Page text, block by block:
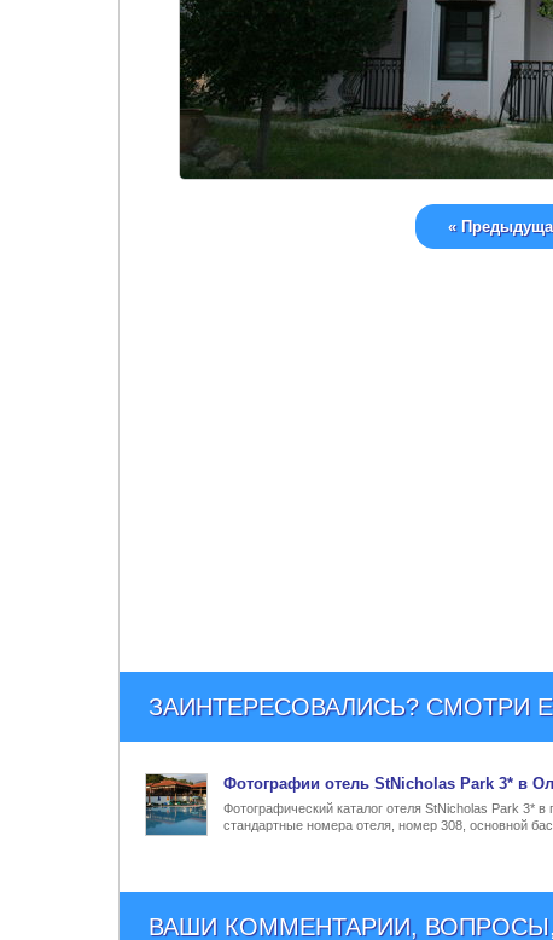
«
ЗАИНТЕРЕСОВАЛИСЬ? СМОТРИ
Фотографии отель StNicholas Park 3* в
Фотографический каталог отеля StNicholas Park 3*
стандартные номера отеля, номер 308, основной
ВАШИ КОММЕНТАРИИ,